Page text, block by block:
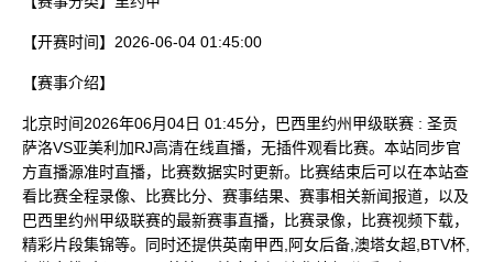
【开赛时间】 2026-06-04 01:45:00
【赛事介绍】
北京时间2026年06月04日 01:45分，巴西里约州甲级联赛 : 圣贡
萨洛VS亚美利加RJ高清在线直播，无插件观看比赛。本站同步官
方直播源准时直播，比赛数据实时更新。比赛结束后可以在本站查
看比赛全程录像、比赛比分、赛事结果、赛事相关新闻报道，以及
巴西里约州甲级联赛的最新赛事直播，比赛录像，比赛视频下载，
精彩片段集锦等。同时还提供英南甲西,阿女后备,澳塔女超,BTV杯,